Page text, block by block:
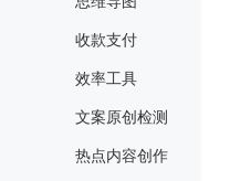
收款支付
效率工具
文案原创检测
热点内容创作